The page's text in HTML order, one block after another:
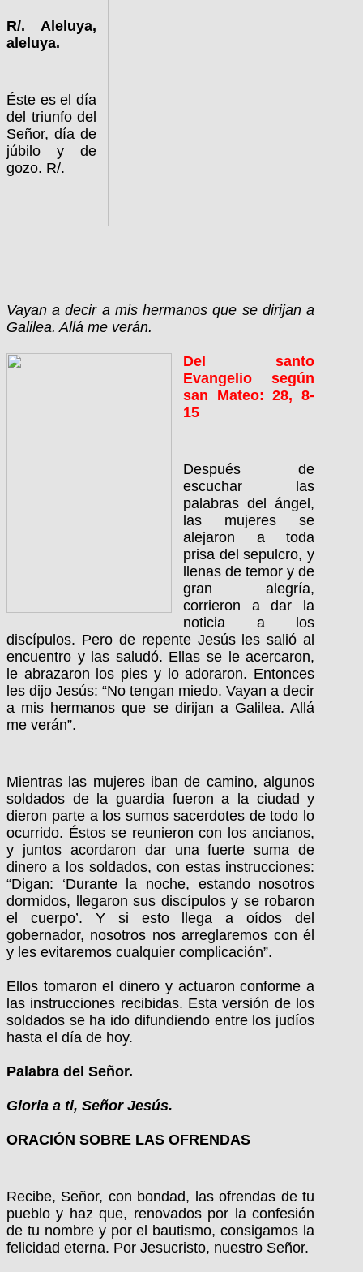
R/. Aleluya,
aleluya.
Éste es el día
del triunfo del
Señor, día de
júbilo y de
gozo. R/.
Vayan a decir a mis hermanos que se dirijan a
Galilea. Allá me verán.
Del santo
Evangelio según
san Mateo: 28, 8-
15
Después de
escuchar las
palabras del ángel,
las mujeres se
alejaron a toda
prisa del sepulcro, y
llenas de temor y de
gran alegría,
corrieron a dar la
noticia a los
discípulos. Pero de repente Jesús les salió al
encuentro y las saludó. Ellas se le acercaron,
le abrazaron los pies y lo adoraron. Entonces
les dijo Jesús: “No tengan miedo. Vayan a decir
a mis hermanos que se dirijan a Galilea. Allá
me verán”.
Mientras las mujeres iban de camino, algunos
soldados de la guardia fueron a la ciudad y
dieron parte a los sumos sacerdotes de todo lo
ocurrido. Éstos se reunieron con los ancianos,
y juntos acordaron dar una fuerte suma de
dinero a los soldados, con estas instrucciones:
“Digan: ‘Durante la noche, estando nosotros
dormidos, llegaron sus discípulos y se robaron
el cuerpo’. Y si esto llega a oídos del
gobernador, nosotros nos arreglaremos con él
y les evitaremos cualquier complicación”.
Ellos tomaron el dinero y actuaron conforme a
las instrucciones recibidas. Esta versión de los
soldados se ha ido difundiendo entre los judíos
hasta el día de hoy.
Palabra del Señor.
Gloria a ti, Señor Jesús.
ORACIÓN SOBRE LAS OFRENDAS
Recibe, Señor, con bondad, las ofrendas de tu
pueblo y haz que, renovados por la confesión
de tu nombre y por el bautismo, consigamos la
felicidad eterna. Por Jesucristo, nuestro Señor.